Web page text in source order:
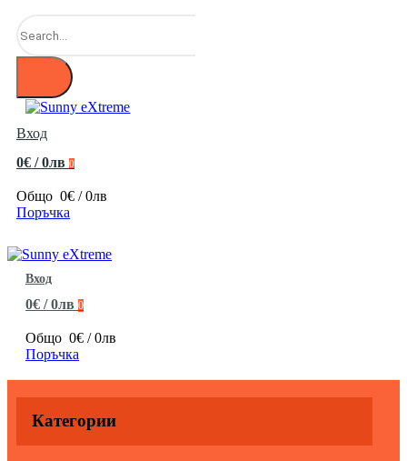
Вход
0€ / 0лв 0
Общо 0€ / 0лв
Поръчка
Вход
0€ / 0лв 0
Общо 0€ / 0лв
Поръчка
Категории